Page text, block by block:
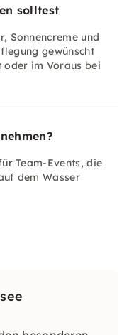
solltest
Sonnencreme und
gewünscht
im Voraus bei
Team-Events, die
dem Wasser